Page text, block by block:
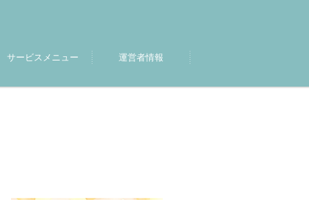
サービスメニュー 運営者情報